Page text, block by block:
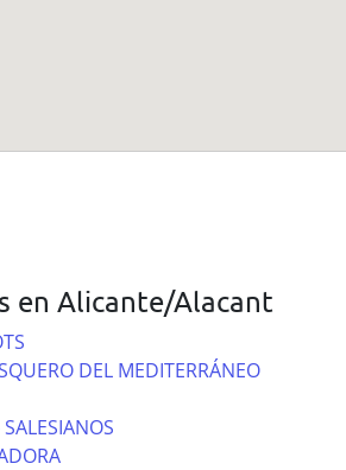
en Alicante/Alacant
DEL MEDITERRÁNEO